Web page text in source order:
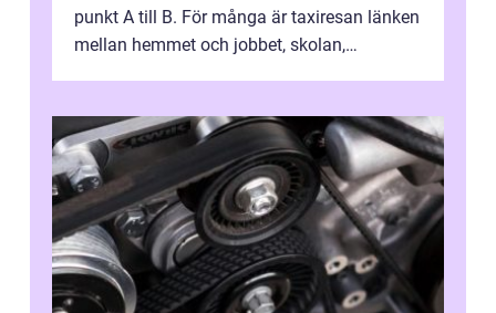
punkt A till B. För många är taxiresan länken
mellan hemmet och jobbet, skolan,